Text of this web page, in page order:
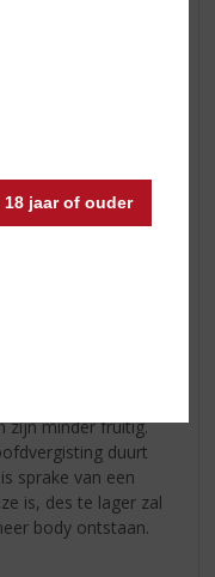
18 jaar of ouder
bleef. Deze
gekregen,
voor een
het verminderde
kleine
aan te pakken
zijn minder fruitig.
duurt
sprake van een
is, des te lager zal
body ontstaan.